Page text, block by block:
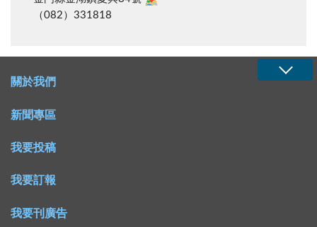
（082）331818
關於我們
新聞專區
我要投稿
我要訂報
我要刊廣告